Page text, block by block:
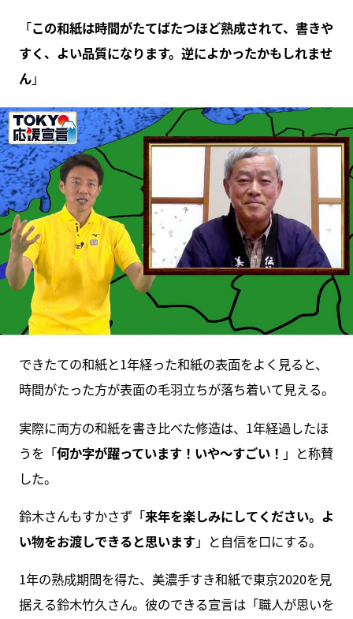
「この和紙は時間がたてばたつほど熟成されて、書きや
すく、よい品質になります。逆によかったかもしれませ
ん」
できたての和紙と1年経った和紙の表面をよく見ると、
時間がたった方が表面の毛羽立ちが落ち着いて見える。
実際に両方の和紙を書き比べた修造は、1年経過したほ
うを「何か字が躍っています！いや～すごい！ 」と称賛
した。
鈴木さんもすかさず「来年を楽しみにしてください。よ
い物をお渡しできると思います」と自信を口にする。
1年の熟成期間を得た、美濃手すき和紙で東京2020を見
据える鈴木竹久さん。彼のできる宣言は「職人が思いを